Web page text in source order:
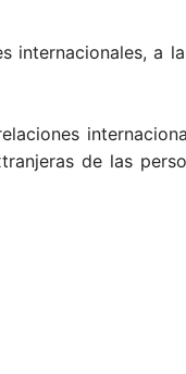
internacionales, a
de las